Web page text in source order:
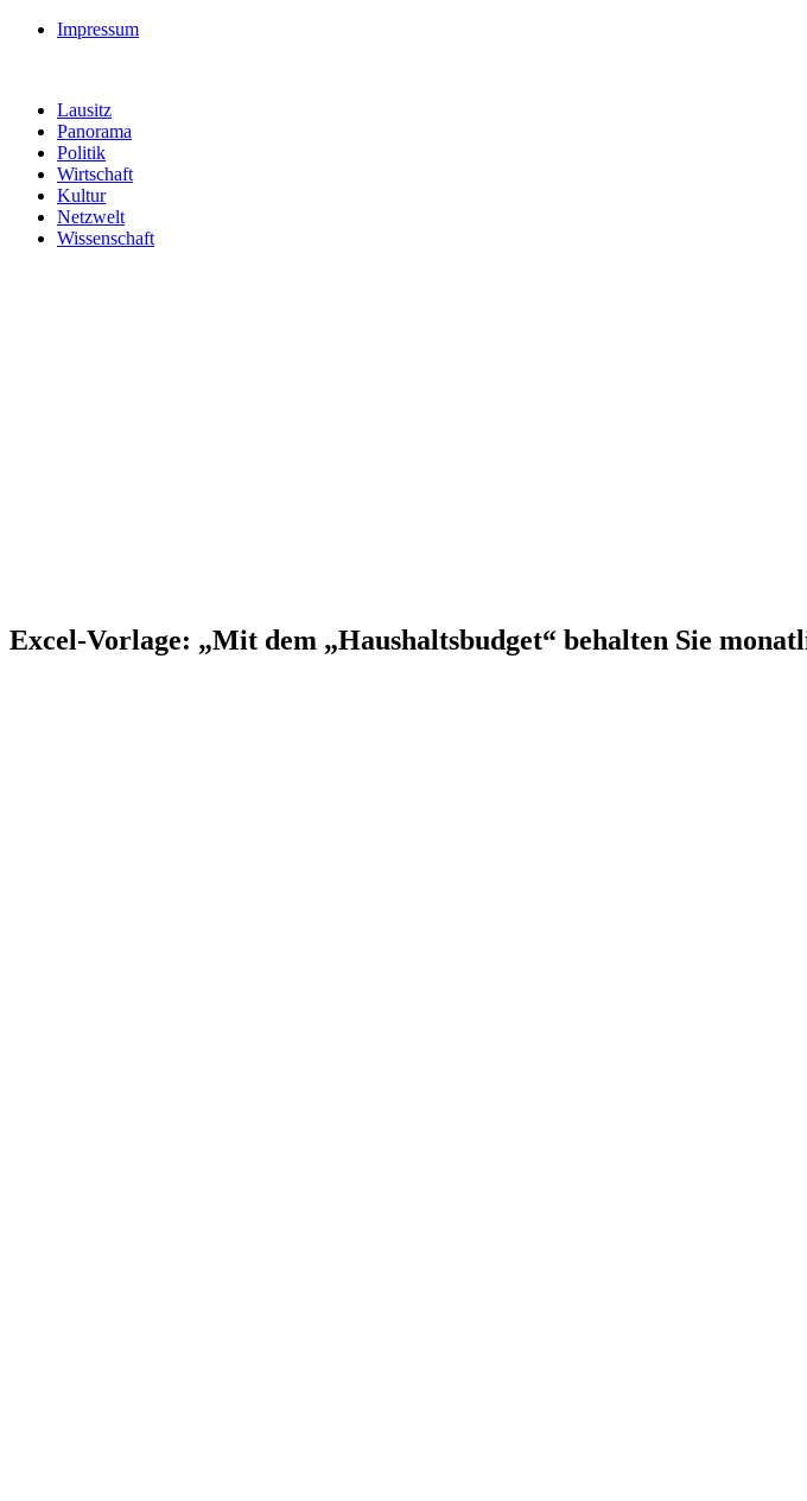
Impressum
Lausitz
Panorama
Politik
Wirtschaft
Kultur
Netzwelt
Wissenschaft
Excel-Vorlage: „Mit dem „Haushaltsbudget“ behalten Sie